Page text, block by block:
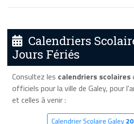
Calendriers
Jours Fériés
Consultez les calendriers scolaires
officiels pour la ville de Galey, pour
et celles à venir :
Calendrier Scolaire Galey